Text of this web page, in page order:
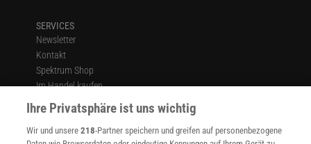
SERVICES
Newsletter
Kontakt
Spektrum Shop
Im Handel kaufen
Presse
Verträge kündigen
Widerruf
Ihre Privatsphäre ist uns wichtig
Wir und unsere218-Partner speichern und greifen auf personenbezogene